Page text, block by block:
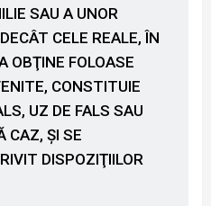
SAU A UNOR
CELE REALE, ÎN
OBŢINE FOLOASE
CONSTITUIE
UZ DE FALS SAU
CAZ, ŞI SE
DISPOZIŢIILOR